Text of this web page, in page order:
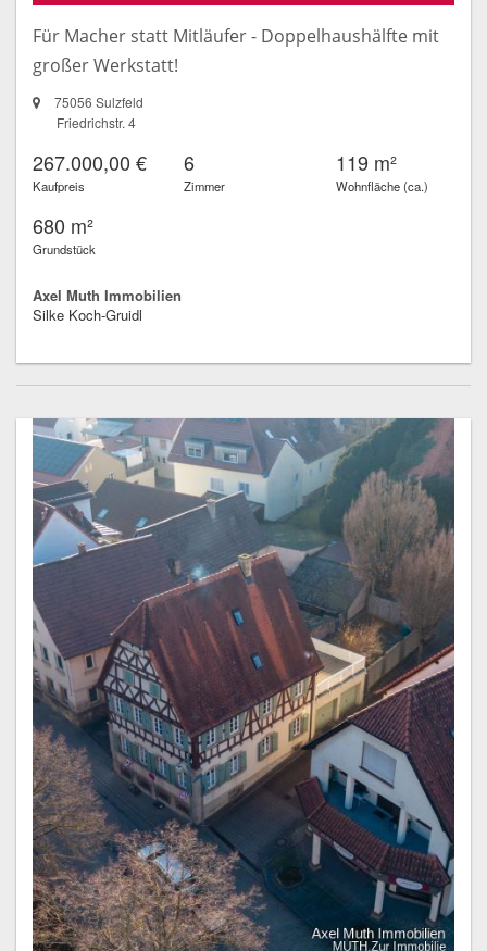
Für Macher statt Mitläufer - Doppelhaushälfte mit
großer Werkstatt!
75056 Sulzfeld
Friedrichstr. 4
267.000,00 €
Kaufpreis
6
Zimmer
119 m²
Wohnfläche (ca.)
680 m²
Grundstück
Axel Muth Immobilien
Silke Koch-Gruidl